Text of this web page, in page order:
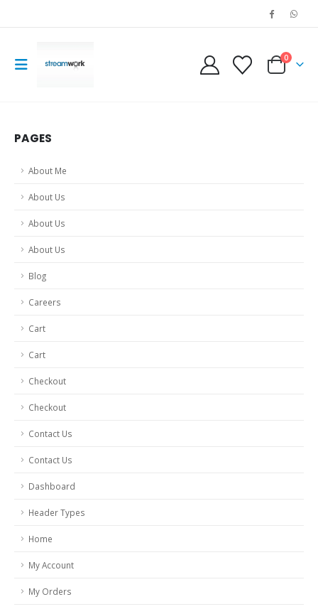
0
PAGES
About Me
About Us
About Us
About Us
Blog
Careers
Cart
Cart
Checkout
Checkout
Contact Us
Contact Us
Dashboard
Header Types
Home
My Account
My Orders